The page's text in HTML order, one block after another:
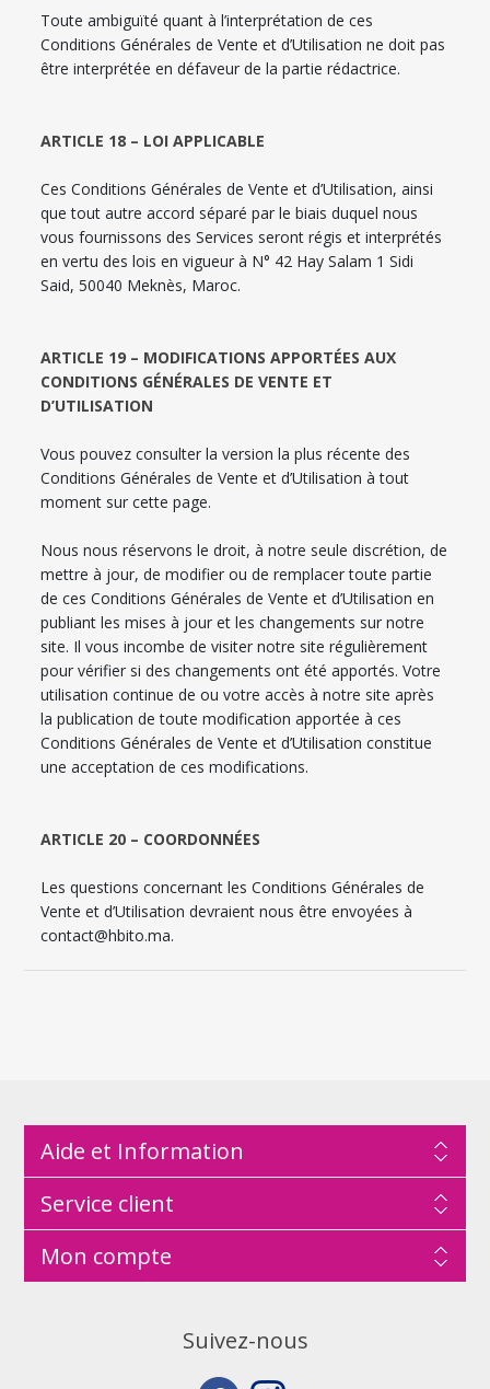
Toute ambiguïté quant à l’interprétation de ces
Conditions Générales de Vente et d’Utilisation ne doit pas
être interprétée en défaveur de la partie rédactrice.
ARTICLE 18 – LOI APPLICABLE
Ces Conditions Générales de Vente et d’Utilisation, ainsi
que tout autre accord séparé par le biais duquel nous
vous fournissons des Services seront régis et interprétés
en vertu des lois en vigueur à N° 42 Hay Salam 1 Sidi
Said, 50040 Meknès, Maroc.
ARTICLE 19 – MODIFICATIONS APPORTÉES AUX
CONDITIONS GÉNÉRALES DE VENTE ET
D’UTILISATION
Vous pouvez consulter la version la plus récente des
Conditions Générales de Vente et d’Utilisation à tout
moment sur cette page.
Nous nous réservons le droit, à notre seule discrétion, de
mettre à jour, de modifier ou de remplacer toute partie
de ces Conditions Générales de Vente et d’Utilisation en
publiant les mises à jour et les changements sur notre
site. Il vous incombe de visiter notre site régulièrement
pour vérifier si des changements ont été apportés. Votre
utilisation continue de ou votre accès à notre site après
la publication de toute modification apportée à ces
Conditions Générales de Vente et d’Utilisation constitue
une acceptation de ces modifications.
ARTICLE 20 – COORDONNÉES
Les questions concernant les Conditions Générales de
Vente et d’Utilisation devraient nous être envoyées à
contact@hbito.ma.
Aide et Information
Service client
Mon compte
Suivez-nous